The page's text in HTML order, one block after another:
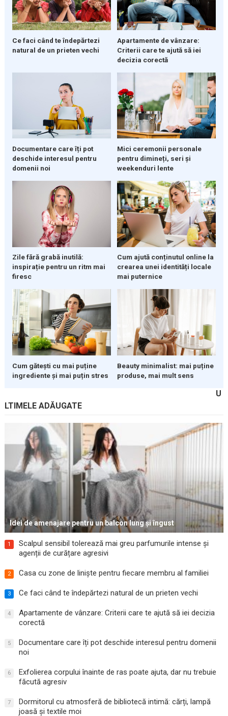
Ce faci când te îndepărtezi
natural de un prieten vechi
Apartamente de vânzare:
Criterii care te ajută să iei
decizia corectă
Documentare care îți pot
deschide interesul pentru
domenii noi
Mici ceremonii personale
pentru dimineți, seri și
weekenduri lente
Zile fără grabă inutilă:
inspirație pentru un ritm mai
firesc
Cum ajută conținutul online la
crearea unei identități locale
mai puternice
Cum gătești cu mai puține
ingrediente și mai puțin stres
Beauty minimalist: mai puține
produse, mai mult sens
U
LTIMELE ADĂUGATE
Idei de amenajare pentru un balcon lung și îngust
1
Scalpul sensibil tolerează mai greu parfumurile intense și
agenții de curățare agresivi
2 Casa cu zone de liniște pentru fiecare membru al familiei
3 Ce faci când te îndepărtezi natural de un prieten vechi
4
Apartamente de vânzare: Criterii care te ajută să iei decizia
corectă
5
Documentare care îți pot deschide interesul pentru domenii
noi
6
Exfolierea corpului înainte de ras poate ajuta, dar nu trebuie
făcută agresiv
7
Dormitorul cu atmosferă de bibliotecă intimă: cărți, lampă
joasă și textile moi